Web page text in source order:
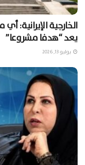
الخارجية
يعد “هدفا مشروعا”
يوليو 13, 2026